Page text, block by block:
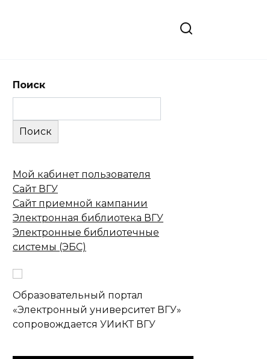
Поиск
Поиск
Мой кабинет пользователя
Сайт ВГУ
Сайт приемной кампании
Электронная библиотека ВГУ
Электронные библиотечные
системы (ЭБС)
Образовательный портал
«Электронный университет ВГУ»
сопровождается УИиКТ ВГУ